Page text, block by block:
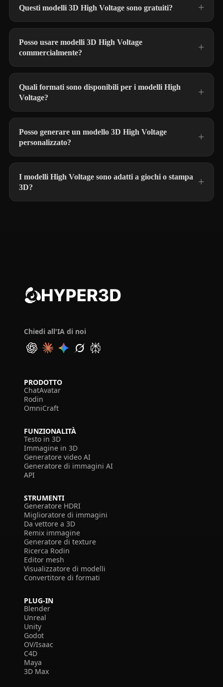
Questi modelli 3D High Voltage sono gratuiti?
Posso usare modelli 3D High Voltage
commercialmente?
Quali formati sono disponibili per i modelli High
Voltage?
Posso generare un modello 3D High Voltage
personalizzato?
I modelli High Voltage sono adatti a giochi o stampa
3D?
Chiedi all'IA di noi
PRODOTTO
ChatAvatar
Rodin
OmniCraft
FUNZIONALITÀ
Testo in 3D
Immagine in 3D
Generatore video AI
Generatore di immagini AI
API
STRUMENTI
Generatore HDRI
Miglioratore di immagini
Da vettore a 3D
Remix immagine
Generatore di texture
Ricerca Rodin
Editor mesh
Visualizzatore di modelli
Convertitore di formati
PLUG-IN
Blender
Unreal
Unity
Godot
OV/Isaac
C4D
Maya
3D Max